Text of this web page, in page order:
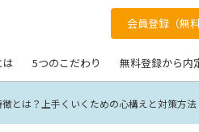
会員登録（無料
は 5つのこだわり 無料登録から内
とは？上手くいくための心構えと対策方法